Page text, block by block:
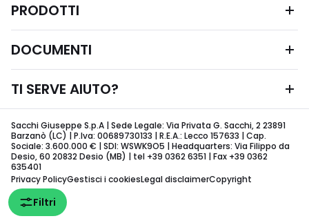
Filtri
PRODOTTI
DOCUMENTI
TI SERVE AIUTO?
Sacchi Giuseppe S.p.A | Sede Legale: Via Privata G. Sacchi, 2 23891
Barzanò (LC) | P.Iva: 00689730133 | R.E.A.: Lecco 157633 | Cap.
Sociale: 3.600.000 € | SDI: WSWK9O5 | Headquarters: Via Filippo da
Desio, 60 20832 Desio (MB) | tel +39 0362 6351 | Fax +39 0362
635401
Privacy PolicyGestisci i cookiesLegal disclaimerCopyright